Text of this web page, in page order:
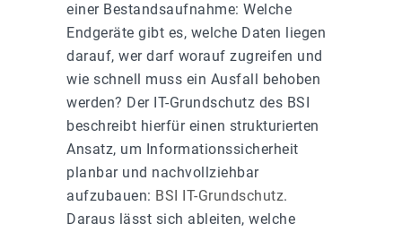
einer Bestandsaufnahme: Welche
Endgeräte gibt es, welche Daten liegen
darauf, wer darf worauf zugreifen und
wie schnell muss ein Ausfall behoben
werden? Der IT-Grundschutz des BSI
beschreibt hierfür einen strukturierten
Ansatz, um Informationssicherheit
planbar und nachvollziehbar
aufzubauen: BSI IT-Grundschutz.
Daraus lässt sich ableiten, welche